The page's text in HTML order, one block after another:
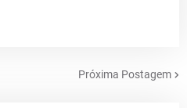
Próxima Postagem